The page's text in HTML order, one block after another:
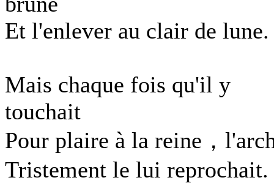
Et l'enlever au clair de lune.
Mais chaque fois qu'il y
touchait
Pour plaire à la reine，
Tristement le lui reprochait.